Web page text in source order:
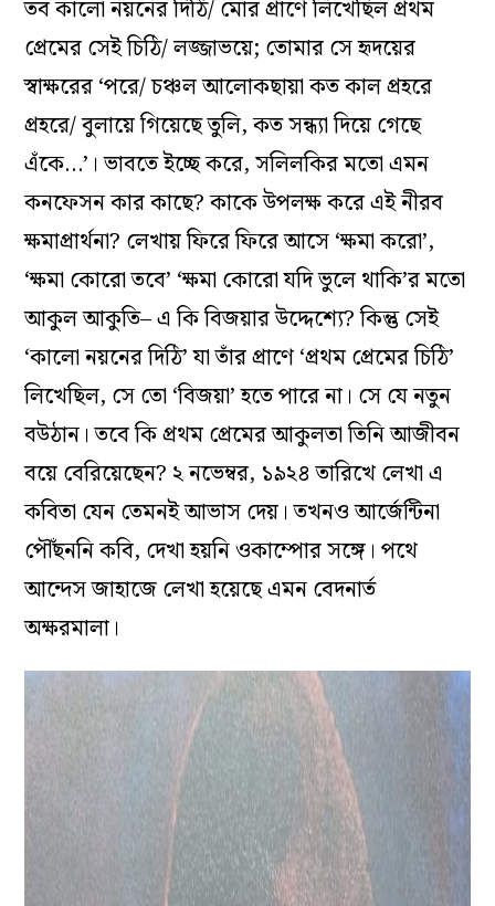
তব কালো নয়নের দিঠি/ মোর প্রাণে লিখেছিল প্রথম
প্রেমের সেই চিঠি/ লজ্জাভয়ে; তোমার সে হৃদয়ের
স্বাক্ষরের ‘পরে/ চঞ্চল আলোকছায়া কত কাল প্রহরে
প্রহরে/ বুলায়ে গিয়েছে তুলি, কত সন্ধ্যা দিয়ে গেছে
এঁকে…’। ভাবতে ইচ্ছে করে, সলিলকির মতো এমন
কনফেসন কার কাছে? কাকে উপলক্ষ করে এই নীরব
ক্ষমাপ্রার্থনা? লেখায় ফিরে ফিরে আসে ‘ক্ষমা করো’,
‘ক্ষমা কোরো তবে’ ‘ক্ষমা কোরো যদি ভুলে থাকি’র মতো
আকুল আকুতি– এ কি বিজয়ার উদ্দেশ্যে? কিন্তু সেই
‘কালো নয়নের দিঠি’ যা তাঁর প্রাণে ‘প্রথম প্রেমের চিঠি’
লিখেছিল, সে তো ‘বিজয়া’ হতে পারে না। সে যে নতুন
বউঠান। তবে কি প্রথম প্রেমের আকুলতা তিনি আজীবন
বয়ে বেরিয়েছেন? ২ নভেম্বর, ১৯২৪ তারিখে লেখা এ
কবিতা যেন তেমনই আভাস দেয়। তখনও আর্জেন্টিনা
পৌঁছননি কবি, দেখা হয়নি ওকাম্পোর সঙ্গে। পথে
আন্দেস জাহাজে লেখা হয়েছে এমন বেদনার্ত
অক্ষরমালা।